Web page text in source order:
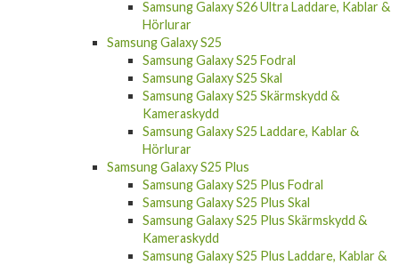
Samsung Galaxy S26 Ultra Laddare, Kablar &
Hörlurar
Samsung Galaxy S25
Samsung Galaxy S25 Fodral
Samsung Galaxy S25 Skal
Samsung Galaxy S25 Skärmskydd &
Kameraskydd
Samsung Galaxy S25 Laddare, Kablar &
Hörlurar
Samsung Galaxy S25 Plus
Samsung Galaxy S25 Plus Fodral
Samsung Galaxy S25 Plus Skal
Samsung Galaxy S25 Plus Skärmskydd &
Kameraskydd
Samsung Galaxy S25 Plus Laddare, Kablar &